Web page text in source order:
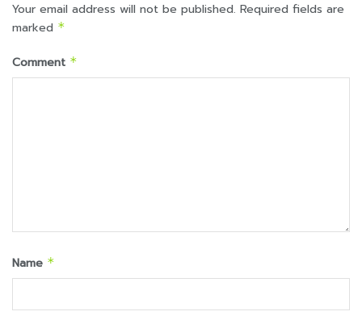
Your email address will not be published. Required fields are
marked *
Comment *
Name *